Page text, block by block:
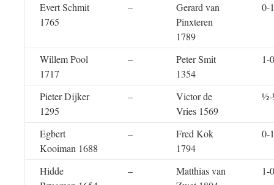
Evert Schmit
1765
–
Gerard van
Pinxteren
1789
0-1
Willem Pool
1717
–
Peter Smit
1354
1-0
Pieter Dijker
1295
–
Victor de
Vries 1569
Egbert
Kooiman 1688
–
Fred Kok
1794
0-1
Hidde
–
Matthias van
1-0